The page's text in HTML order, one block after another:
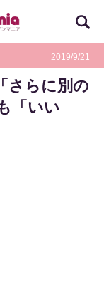
2019/9/21
さらに別の
「いい